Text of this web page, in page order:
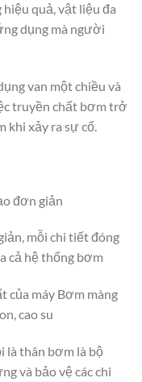
hiệu quả, vật liệu đa
dụng mà người
van một chiều và
truyền chất bơm trở
khi xảy ra sự cố.
đơn giản
mỗi chi tiết đóng
cả hệ thống bơm
của máy Bơm màng
cao su
là thân bơm là bộ
và bảo vệ các chi